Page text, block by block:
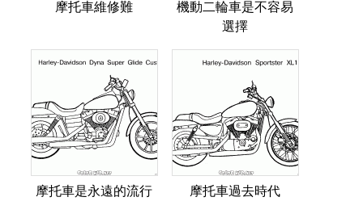
摩托車維修難
機動二輪車是不容易
選擇
摩托車是永遠的流行 摩托車過去時代